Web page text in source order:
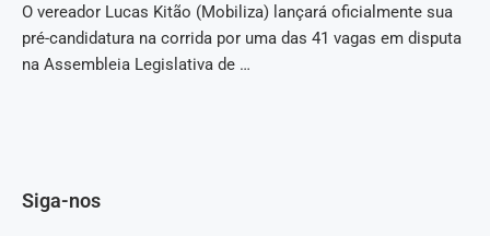
O vereador Lucas Kitão (Mobiliza) lançará oficialmente sua
pré-candidatura na corrida por uma das 41 vagas em disputa
na Assembleia Legislativa de …
Siga-nos